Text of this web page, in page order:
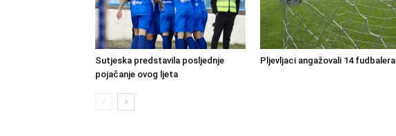
Sutjeska predstavila posljednje
pojačanje ovog ljeta
Pljevljaci angažovali 14 fudbalera